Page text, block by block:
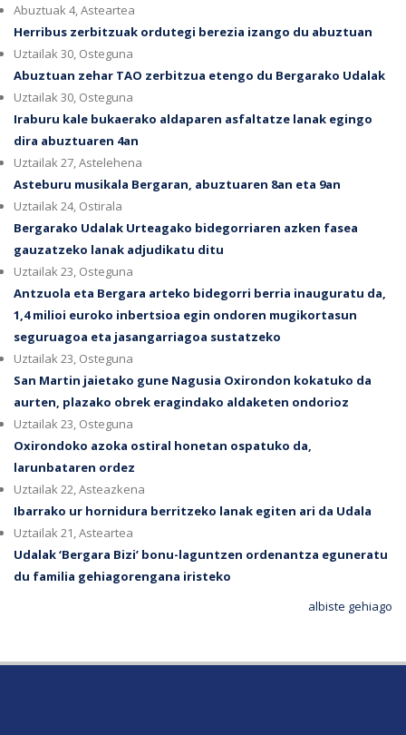
Abuztuak 4, Asteartea
Herribus zerbitzuak ordutegi berezia izango du abuztuan
Uztailak 30, Osteguna
Abuztuan zehar TAO zerbitzua etengo du Bergarako Udalak
Uztailak 30, Osteguna
Iraburu kale bukaerako aldaparen asfaltatze lanak egingo
dira abuztuaren 4an
Uztailak 27, Astelehena
Asteburu musikala Bergaran, abuztuaren 8an eta 9an
Uztailak 24, Ostirala
Bergarako Udalak Urteagako bidegorriaren azken fasea
gauzatzeko lanak adjudikatu ditu
Uztailak 23, Osteguna
Antzuola eta Bergara arteko bidegorri berria inauguratu da,
1,4 milioi euroko inbertsioa egin ondoren mugikortasun
seguruagoa eta jasangarriagoa sustatzeko
Uztailak 23, Osteguna
San Martin jaietako gune Nagusia Oxirondon kokatuko da
aurten, plazako obrek eragindako aldaketen ondorioz
Uztailak 23, Osteguna
Oxirondoko azoka ostiral honetan ospatuko da,
larunbataren ordez
Uztailak 22, Asteazkena
Ibarrako ur hornidura berritzeko lanak egiten ari da Udala
Uztailak 21, Asteartea
Udalak ‘Bergara Bizi’ bonu-laguntzen ordenantza eguneratu
du familia gehiagorengana iristeko
albiste gehiago